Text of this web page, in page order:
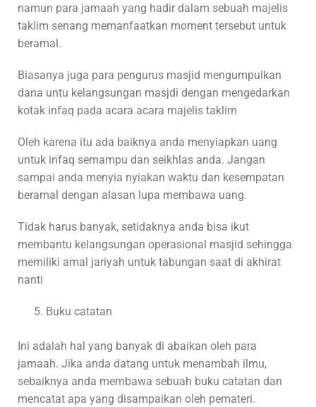
namun para jamaah yang hadir dalam sebuah majelis
taklim senang memanfaatkan moment tersebut untuk
beramal.
Biasanya juga para pengurus masjid mengumpulkan
dana untu kelangsungan masjdi dengan mengedarkan
kotak infaq pada acara acara majelis taklim
Oleh karena itu ada baiknya anda menyiapkan uang
untuk infaq semampu dan seikhlas anda. Jangan
sampai anda menyia nyiakan waktu dan kesempatan
beramal dengan alasan lupa membawa uang.
Tidak harus banyak, setidaknya anda bisa ikut
membantu kelangsungan operasional masjid sehingga
memiliki amal jariyah untuk tabungan saat di akhirat
nanti
Buku catatan
Ini adalah hal yang banyak di abaikan oleh para
jamaah. Jika anda datang untuk menambah ilmu,
sebaiknya anda membawa sebuah buku catatan dan
mencatat apa yang disampaikan oleh pemateri.